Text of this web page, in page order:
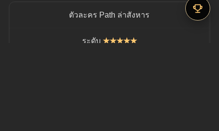
ตัวละคร Path ล่าสังหาร
ระดับ ★★★★★